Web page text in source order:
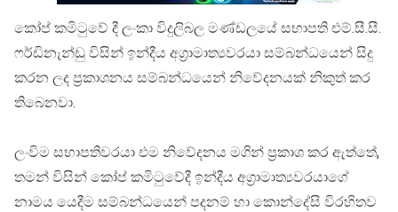
කෝප් කමිටුවේ දී ලංකා විදුලිබල මණ්ඩලයේ සභාපති එම්.සී.සී.
ෆර්ඩිනැන්ඩු විසින් ඉන්දීය අග්‍රාමාත්‍යවරයා සම්බන්ධයෙන් සිදු
කරන ලද ප්‍රකාශනය සම්බන්ධයෙන් නිවේදනයක් නිකුත් කර
තිබෙනවා.
ලංවිම සභාපතිවරයා එම නිවේදනය මගින් ප්‍රකාශ කර ඇත්තේ,
තමන් විසින් කෝප් කමිටුවේදී ඉන්දීය අග්‍රාමාත්‍යවරයාගේ
නාමය යෙදීම සම්බන්ධයෙන් පදනම් හා කොන්දේසි විරහිතව